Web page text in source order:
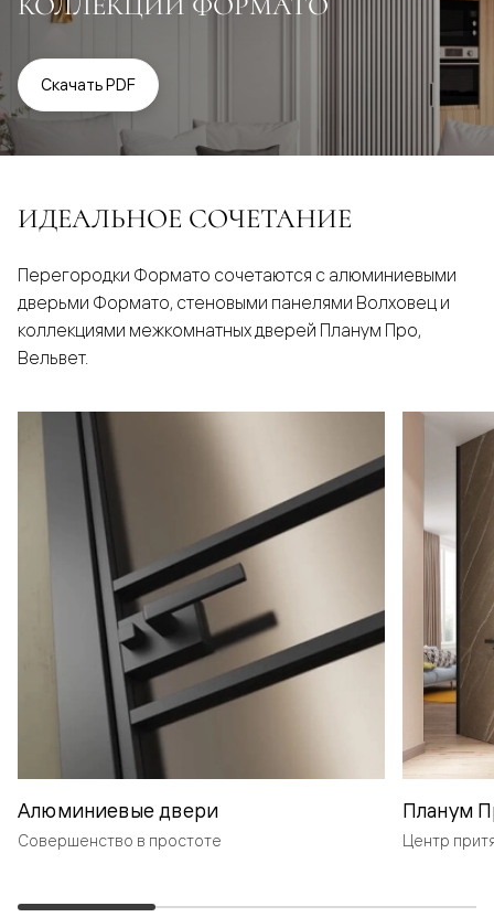
Скачать PDF
ИДЕАЛЬНОЕ СОЧЕТАНИЕ
Перегородки Формато сочетаются с алюминиевыми
дверьми Формато, стеновыми панелями Волховец и
коллекциями межкомнатных дверей Планум Про,
Вельвет.
Алюминиевые двери
Совершенство в простоте
Планум
Центр